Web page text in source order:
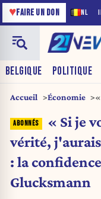
NL
♥FAIRE UN DON
BELGIQUE POLITIQUE
Accueil Économie
« Si je
vérité,
: la
Glucksmann